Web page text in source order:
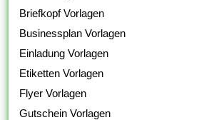
Briefkopf Vorlagen
Businessplan Vorlagen
Einladung Vorlagen
Etiketten Vorlagen
Flyer Vorlagen
Gutschein Vorlagen